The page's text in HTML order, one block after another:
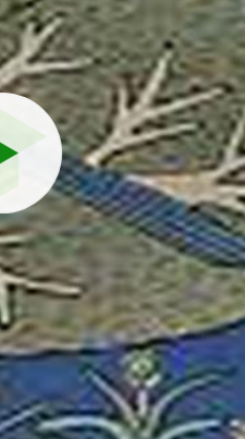
vídeo